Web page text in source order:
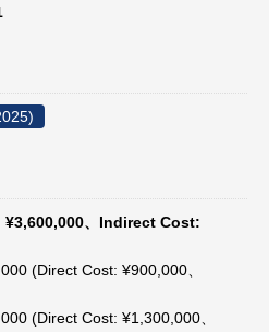
、Indirect Cost:
(Direct Cost: ¥900,000、
(Direct Cost: ¥1,300,000、